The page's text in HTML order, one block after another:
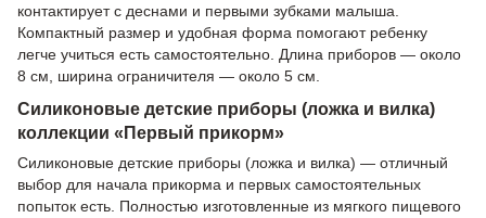
контактирует с деснами и первыми зубками малыша.
Компактный размер и удобная форма помогают ребенку
легче учиться есть самостоятельно. Длина приборов — около
8 см, ширина ограничителя — около 5 см.
Силиконовые детские приборы (ложка и вилка)
коллекции «Первый прикорм»
Силиконовые детские приборы (ложка и вилка) — отличный
выбор для начала прикорма и первых самостоятельных
попыток есть. Полностью изготовленные из мягкого пищевого